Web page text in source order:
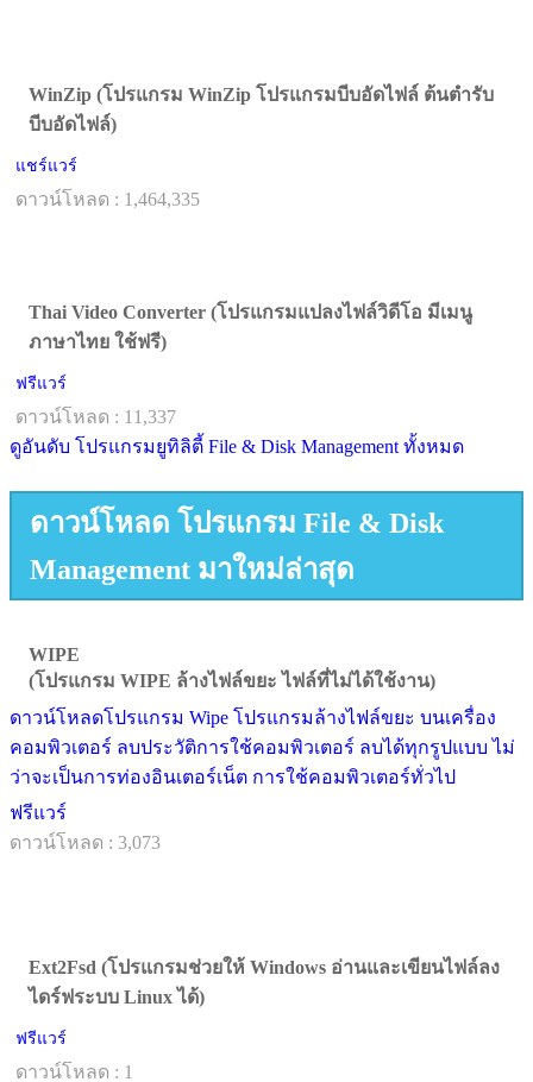
WinZip (โปรแกรม WinZip โปรแกรมบีบอัดไฟล์ ต้นตำรับ
บีบอัดไฟล์)
แชร์แวร์
ดาวน์โหลด : 1,464,335
Thai Video Converter (โปรแกรมแปลงไฟล์วิดีโอ มีเมนู
ภาษาไทย ใช้ฟรี)
ฟรีแวร์
ดาวน์โหลด : 11,337
ดูอันดับ โปรแกรมยูทิลิตี้ File & Disk Management ทั้งหมด
ดาวน์โหลด โปรแกรม File & Disk
Management มาใหม่ล่าสุด
WIPE
(โปรแกรม WIPE ล้างไฟล์ขยะ ไฟล์ที่ไม่ได้ใช้งาน)
ดาวน์โหลดโปรแกรม Wipe โปรแกรมล้างไฟล์ขยะ บนเครื่อง
คอมพิวเตอร์ ลบประวัติการใช้คอมพิวเตอร์ ลบได้ทุกรูปแบบ ไม่
ว่าจะเป็นการท่องอินเตอร์เน็ต การใช้คอมพิวเตอร์ทั่วไป
ฟรีแวร์
ดาวน์โหลด : 3,073
Ext2Fsd (โปรแกรมช่วยให้ Windows อ่านและเขียนไฟล์ลง
ไดร์ฟระบบ Linux ได้)
ฟรีแวร์
ดาวน์โหลด : 1